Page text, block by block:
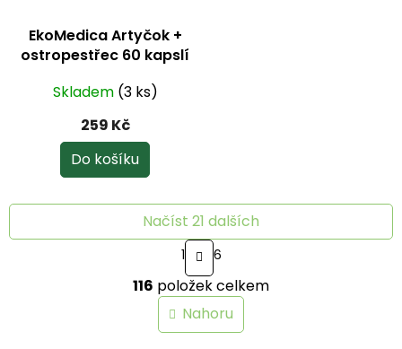
EkoMedica Artyčok +
ostropestřec 60 kapslí
Skladem (3 ks)
259 Kč
Do košíku
O
v
l
á
Načíst 21 dalších
S
t
r
á
n
k
o
1 6
116 položek celkem
Nahoru